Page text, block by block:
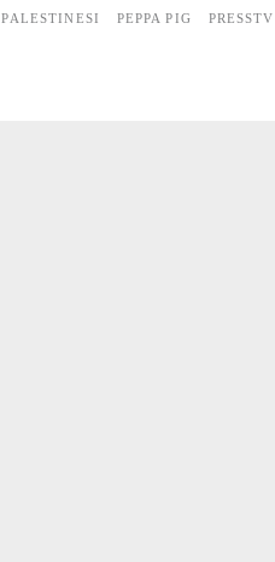
PALESTINESI PEPPA PIG PRESSTV